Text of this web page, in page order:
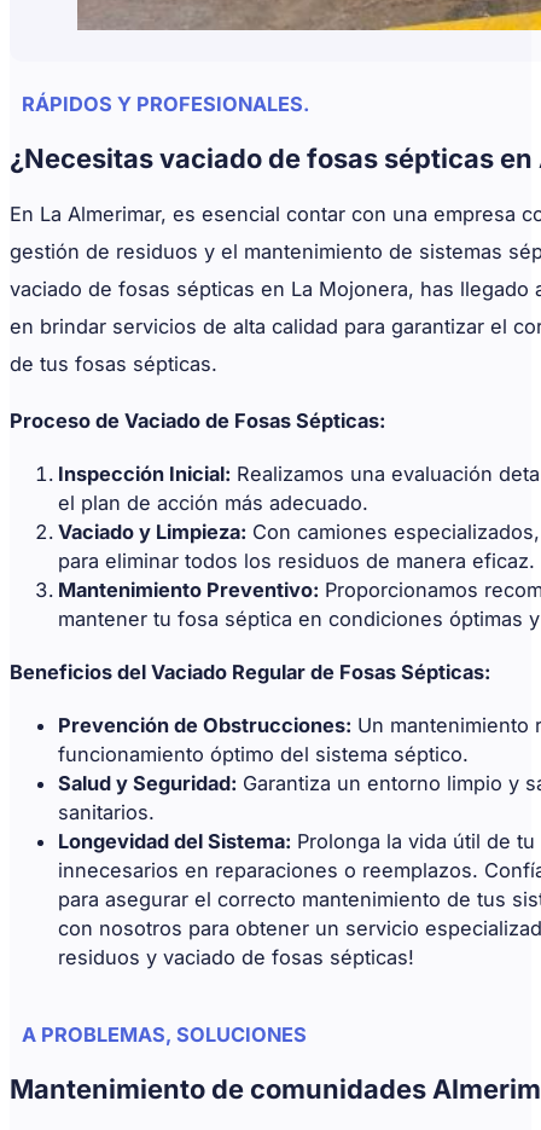
RÁPIDOS Y PROFESIONALES.
¿Necesitas vaciado de fosas sépticas
En La Almerimar, es esencial contar con una empresa
gestión de residuos y el mantenimiento de sistemas
vaciado de fosas sépticas en La Mojonera, has llegado
en brindar servicios de alta calidad para garantizar el
de tus fosas sépticas.
Proceso de Vaciado de Fosas Sépticas:
Inspección Inicial: Realizamos una evaluación
el plan de acción más adecuado.
Vaciado y Limpieza: Con camiones
para eliminar todos los residuos de manera eficaz.
Mantenimiento Preventivo: Proporcionamos
mantener tu fosa séptica en condiciones óptimas
Beneficios del Vaciado Regular de Fosas Sépticas:
Prevención de Obstrucciones: Un mantenimiento
funcionamiento óptimo del sistema séptico.
Salud y Seguridad: Garantiza un entorno limpio y
sanitarios.
Longevidad del Sistema: Prolonga la vida útil de
innecesarios en reparaciones o reemplazos.
para asegurar el correcto mantenimiento de tus
con nosotros para obtener un servicio
residuos y vaciado de fosas sépticas!
A PROBLEMAS, SOLUCIONES
Mantenimiento de comunidades